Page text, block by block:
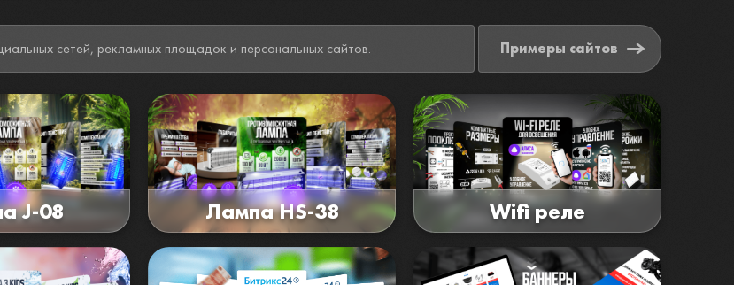
Делаю баннеры для маркетплейсов, социальных сетей, рекламных площадок и персональных сайтов. Примеры сайтов
J-08 Лампа HS-38 Wifi реле